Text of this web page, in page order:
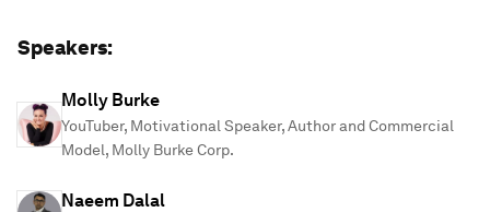
Speakers:
Molly Burke
YouTuber, Motivational Speaker, Author and Commercial
Model, Molly Burke Corp.
Naeem Dalal